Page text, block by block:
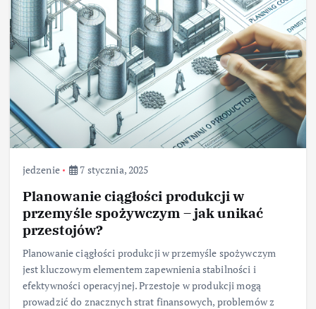
jedzenie 7 stycznia, 2025
Planowanie ciągłości produkcji w
przemyśle spożywczym – jak unikać
przestojów?
Planowanie ciągłości produkcji w przemyśle spożywczym
jest kluczowym elementem zapewnienia stabilności i
efektywności operacyjnej. Przestoje w produkcji mogą
prowadzić do znacznych strat finansowych, problemów z